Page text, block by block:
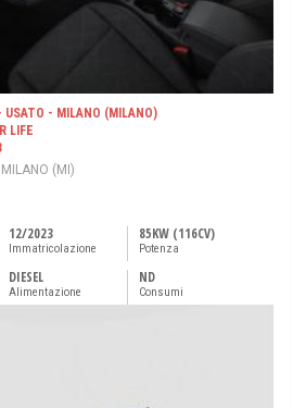
USATO - MILANO (MILANO)
LIFE
(MI)
12/2023
Immatricolazione
85KW (116CV)
Potenza
DIESEL
Alimentazione
ND
Consumi